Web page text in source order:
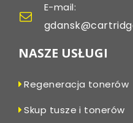
E-mail:
NASZE USŁUGI
Regeneracja tonerów
Skup tusze i tonerów